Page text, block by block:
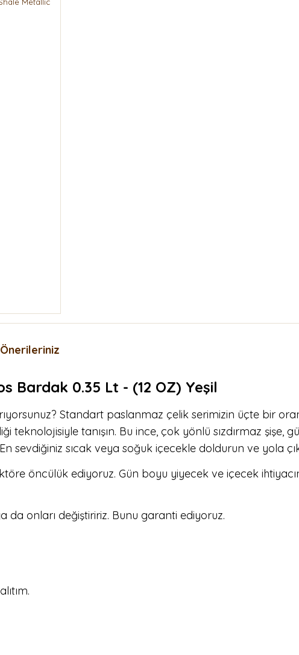
Önerileriniz
Bardak 0.35 Lt - (12 OZ) Yeşil
Standart paslanmaz çelik serimizin üçte bir
tanışın. Bu ince, çok yönlü sızdırmaz şişe,
sevdiğiniz sıcak veya soğuk içecekle doldurun ve yola
öncülük ediyoruz. Gün boyu yiyecek ve içecek
da onları değiştiririz. Bunu garanti ediyoruz.